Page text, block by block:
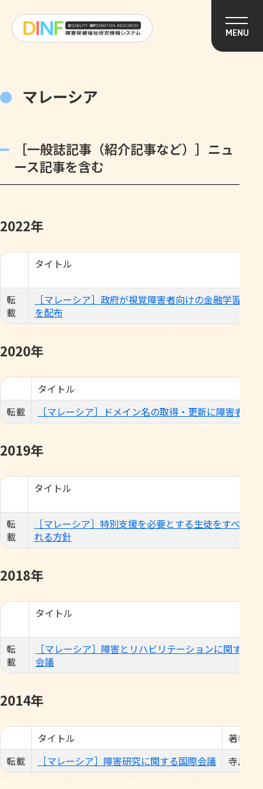
MENU
マレーシア
［一般誌記事（紹介記事など）］ニュ
ース記事を含む
2022年
タイトル
転
載
［マレーシア］政府が視覚障害者向けの金融学習キッ
を配布
2020年
タイトル
転載
［マレーシア］ドメイン名の取得・更新に障害者割引
2019年
タイトル
転
載
［マレーシア］特別支援を必要とする生徒をすべて受
れる方針
2018年
タイトル
転
載
［マレーシア］障害とリハビリテーションに関する
会議
2014年
タイトル
著者／
転載
［マレーシア］障害研究に関する国際会議 寺島彰